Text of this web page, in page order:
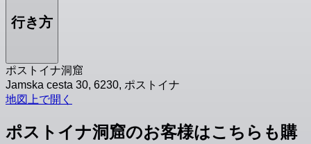
行き方
ポストイナ洞窟
Jamska cesta 30, 6230, ポストイナ
地図上で開く
ポストイナ洞窟のお客様はこちらも購